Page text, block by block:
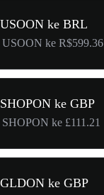
ke BRL
USOON ke R$599.36
ke GBP
ke £111.21
ke GBP